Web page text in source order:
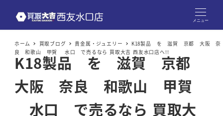
メニュー
ホーム 買取ブログ 貴金属・ジュエリー
K18製品 を 滋賀 京都 大阪 奈
良 和歌山 甲賀 水口 で売るなら 買取大吉 西友水口店へ!!
K18製品 を 滋賀 京都
大阪 奈良 和歌山 甲賀
水口 で売るなら 買取大